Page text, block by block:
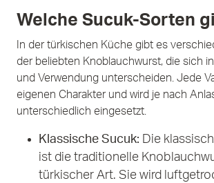
Welche Sucuk-Sorten
In der türkischen Küche gibt es
der beliebten Knoblauchwurst, die sich
und Verwendung unterscheiden. Jede
eigenen Charakter und wird je nach
unterschiedlich eingesetzt.
Klassische Sucuk:
Die
ist die traditionelle
türkischer Art. Sie wird